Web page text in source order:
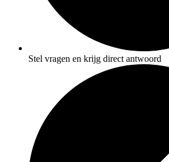
Stel vragen en krijg direct antwoord